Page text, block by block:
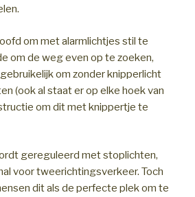
om met alarmlichtjes stil te
om de weg even op te zoeken,
om zonder knipperlicht
(ook al staat er op elke hoek van
om dit met knippertje te
gereguleerd met stoplichten,
voor tweerichtingsverkeer. Toch
dit als de perfecte plek om te